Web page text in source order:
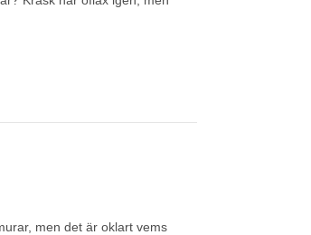
men det är oklart vems